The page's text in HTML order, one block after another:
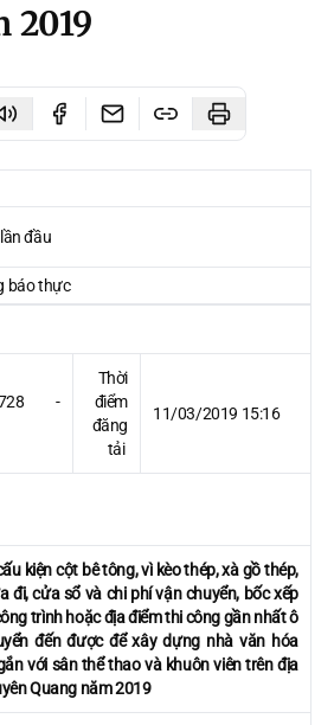
2019
đầu
báo thực
-
Thời
điểm
đăng
tải
11/03/2019 15:16
kiện cột bê tông, vì kèo thép, xà gồ thép,
đi, cửa sổ và chi phí vận chuyển, bốc xếp
trình hoặc địa điểm thi công gần nhất ô
đến được để xây dựng nhà văn hóa
với sân thể thao và khuôn viêntrên địa
Quang năm 2019